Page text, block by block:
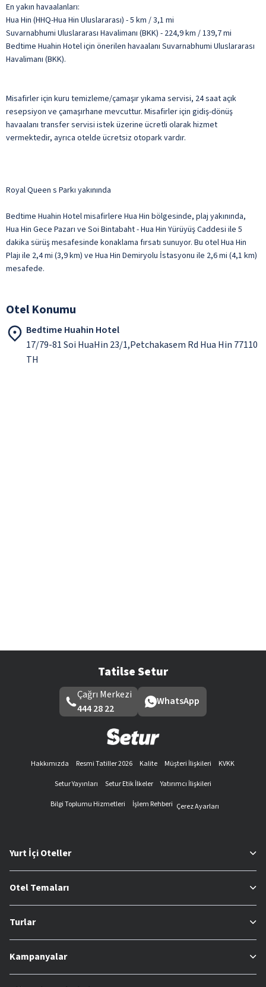
En yakın havaalanları:
Hua Hin (HHQ-Hua Hin Uluslararası) - 5 km / 3,1 mi
Suvarnabhumi Uluslararası Havalimanı (BKK) - 224,9 km / 139,7 mi
Bedtime Huahin Hotel için önerilen havaalanı Suvarnabhumi Uluslararası
Havalimanı (BKK).
Misafirler için kuru temizleme/çamaşır yıkama servisi, 24 saat açık
resepsiyon ve çamaşırhane mevcuttur. Misafirler için gidiş-dönüş
havaalanı transfer servisi istek üzerine ücretli olarak hizmet
vermektedir, ayrıca otelde ücretsiz otopark vardır.
Royal Queen s Parkı yakınında
Bedtime Huahin Hotel misafirlere Hua Hin bölgesinde, plaj yakınında,
Hua Hin Gece Pazarı ve Soi Bintabaht - Hua Hin Yürüyüş Caddesi ile 5
dakika sürüş mesafesinde konaklama fırsatı sunuyor. Bu otel Hua Hin
Plajı ile 2,4 mi (3,9 km) ve Hua Hin Demiryolu İstasyonu ile 2,6 mi (4,1 km)
mesafede.
Otel Konumu
Bedtime Huahin Hotel
17/79-81 Soi HuaHin 23/1,Petchakasem Rd Hua Hin 77110
TH
Tatilse Setur
Çağrı Merkezi
444 28 22
WhatsApp
Hakkımızda Resmi Tatiller 2026 Kalite Müşteri İlişkileri
KVKK
Setur Yayınları
Setur Etik İlkeler
Yatırımcı İlişkileri
Bilgi Toplumu Hizmetleri
İşlem Rehberi Çerez Ayarları
Yurt İçi Oteller
Otel Temaları
Turlar
Kampanyalar